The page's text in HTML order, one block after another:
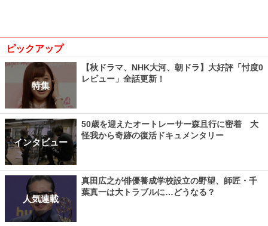
ピックアップ
特集
【秋ドラマ、NHK大河、朝ドラ】大好評「忖度0
レビュー」全話更新！
インタビュー
50歳を迎えたオートレーサー森且行に密着 大
怪我から奇跡の復活ドキュメンタリー
人気連載
真田広之が俳優養成学校設立の野望、師匠・千
葉真一は大トラブルに…どうなる？